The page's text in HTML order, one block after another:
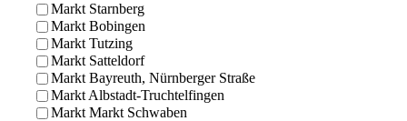
Markt Starnberg
Markt Bobingen
Markt Tutzing
Markt Satteldorf
Markt Bayreuth, Nürnberger Straße
Markt Albstadt-Truchtelfingen
Markt Markt Schwaben